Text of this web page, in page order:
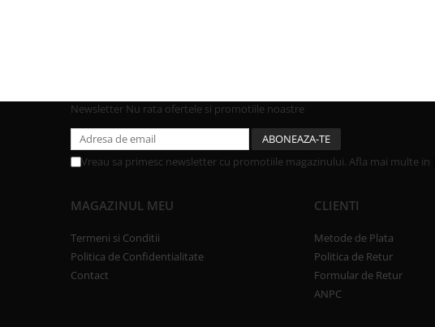
Newsletter Nu rata ofertele si promotiile noastre
Vreau sa primesc newsletter cu promotiile magazinului. Afla mai multe in
MAGAZINUL MEU
Termeni si Conditii
Politica de Confidentialitate
Contact
CLIENTI
Metode de Plata
Politica de Retur
Formular de Retur
ANPC